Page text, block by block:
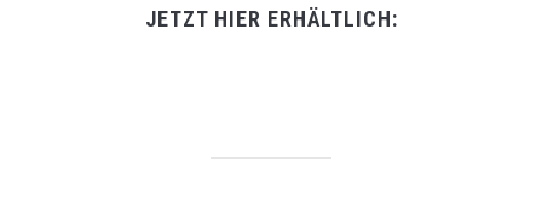
JETZT HIER ERHÄLTLICH: